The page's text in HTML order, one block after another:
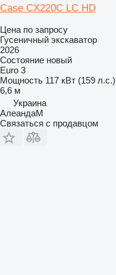
Case CX220C LC HD
Цена по запросу
Гусеничный экскаватор
2026
Состояние новый
Euro 3
Мощность 117 кВт (159 л.с.)
6,6 м
Украина
АлеандаМ
Связаться с продавцом